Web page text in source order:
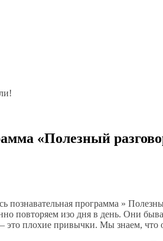
«Полезный
познавательная программа »
повторяем изо дня в день. Они
плохие привычки. Мы знаем, что